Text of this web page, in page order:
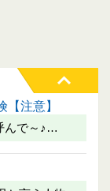
注意】
んで～♪…